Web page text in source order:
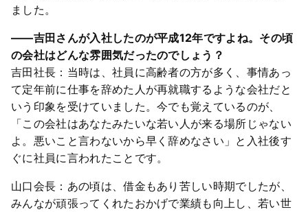
ました。
――吉田さんが入社したのが平成12年ですよね。その頃
の会社はどんな雰囲気だったのでしょう？
吉田社長：当時は、社員に高齢者の方が多く、事情あっ
て定年前に仕事を辞めた人が再就職するような会社だと
いう印象を受けていました。今でも覚えているのが、
「この会社はあなたみたいな若い人が来る場所じゃない
よ。悪いこと言わないから早く辞めなさい」と入社後す
ぐに社員に言われたことです。
山口会長：あの頃は、借金もあり苦しい時期でしたが、
みんなが頑張ってくれたおかげで業績も向上し、若い世